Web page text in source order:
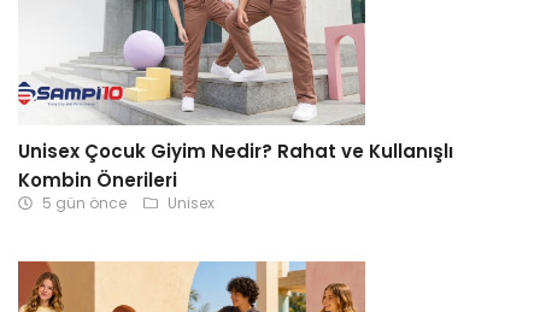
Unisex Çocuk Giyim Nedir? Rahat ve Kullanışlı
Kombin Önerileri
5 gün önce Unisex